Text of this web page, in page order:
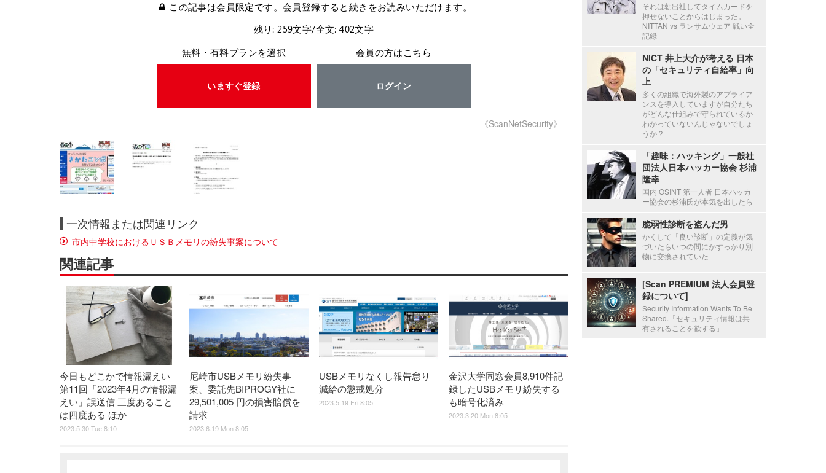
この記事は会員限定です。会員登録すると続きをお読みいただけます。
残り: 259文字/全文: 402文字
無料・有料プランを選択
いますぐ登録
会員の方はこちら
ログイン
《ScanNetSecurity》
一次情報または関連リンク
市内中学校におけるＵＳＢメモリの紛失事案について
関連記事
今日もどこかで情報漏えい
第11回「2023年4月の情報漏
えい」誤送信 三度あること
は四度ある ほか
2023.5.30 Tue 8:10
尼崎市USBメモリ紛失事
案、委託先BIPROGY社に
29,501,005 円の損害賠償を
請求
2023.6.19 Mon 8:05
USBメモリなくし報告怠り
減給の懲戒処分
2023.5.19 Fri 8:05
金沢大学同窓会員8,910件記
録したUSBメモリ紛失する
も暗号化済み
2023.3.20 Mon 8:05
それは朝出社してタイムカードを
押せないことからはじまった。
NITTAN vs ランサムウェア 戦い全
記録
NICT 井上大介が考える 日本
の「セキュリティ自給率」向
上
多くの組織で海外製のアプライア
ンスを導入していますが自分たち
がどんな仕組みで守られているか
わかっていないんじゃないでしょ
うか？
「趣味：ハッキング」一般社
団法人日本ハッカー協会 杉浦
隆幸
国内 OSINT 第一人者 日本ハッカ
ー協会の杉浦氏が本気を出したら
脆弱性診断を盗んだ男
かくして「良い診断」の定義が気
づいたらいつの間にかすっかり別
物に交換されていた
[Scan PREMIUM 法人会員登
録について]
Security Information Wants To Be
Shared.「セキュリティ情報は共
有されることを欲する」